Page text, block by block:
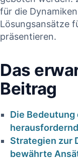
in
für die
Lösungsansätze
präsentieren.
Das
Beitrag
Die Bedeutung
Strategien zur​
bewährte